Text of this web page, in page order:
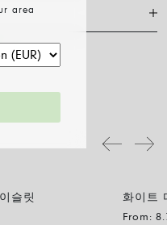
area
에서 직접 착용해 볼 수 없는 경
니다.
일로부터 7~20일 이내에 배송
키지에 포장되어 발송됩니다.
사이즈를 선택해 주세요.
록 유지하기 위해 화학 제품이
이나 운동 전에는 귀걸이, 목걸
마른 천으로 표면을 닦아주시
물과 순한 비누로 세척한 후 헹
슬릿
화이트
From: